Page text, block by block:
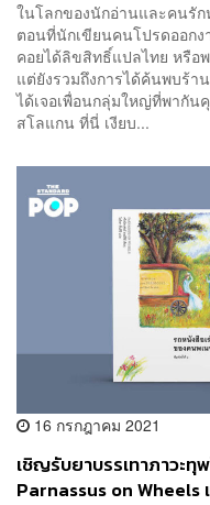
ในโลกของนักอ่านและคนรั
ตอนที่นักเขียนคนโปรดออกง
คอยได้ลิขสิทธิ์แปลไทย หรือ
แต่ยังรวมถึงการได้ค้นพบร้า
ได้เจอเพื่อนกลุ่มใหญ่ที่พากัน
สโลแกน ที่นี่ เงียบ...
16 กรกฎาคม 2021
เชิญรับยาบรรเทาภาวะทุ
Parnassus on Wheels